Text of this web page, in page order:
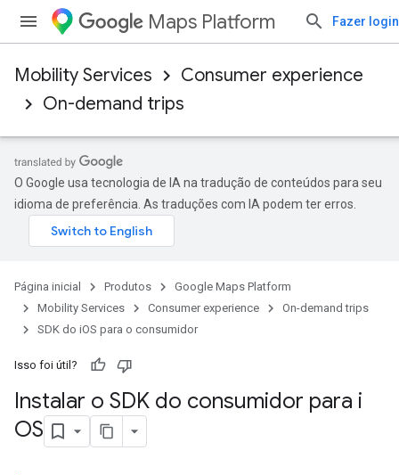
Maps Platform Fazer login
Mobility Services
Consumer experience
On-demand trips
O Google usa tecnologia de IA na tradução de conteúdos para seu
idioma de preferência. As traduções com IA podem ter erros.
Página inicial Produtos
Google Maps Platform
Mobility Services
Consumer experience
On-demand trips
SDK do iOS para o consumidor
Isso foi útil?
Instalar o SDK do consumidor para i
OS